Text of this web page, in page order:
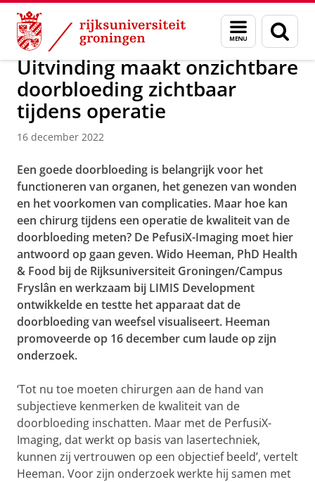
Skip
Content
Skip
Navigation
Menu
en
zoeken
Over ons Campus Fryslân
Uitvinding maakt onzichtbare
doorbloeding zichtbaar
tijdens operatie
16 december 2022
Een goede doorbloeding is belangrijk voor het
functioneren van organen, het genezen van wonden
en het voorkomen van complicaties. Maar hoe kan
een chirurg tijdens een operatie de kwaliteit van de
doorbloeding meten? De PefusiX-Imaging moet hier
antwoord op gaan geven. Wido Heeman, PhD Health
& Food bij de Rijksuniversiteit Groningen/Campus
Fryslân en werkzaam bij LIMIS Development
ontwikkelde en testte het apparaat dat de
doorbloeding van weefsel visualiseert. Heeman
promoveerde op 16 december cum laude op zijn
onderzoek.
‘Tot nu toe moeten chirurgen aan de hand van
subjectieve kenmerken de kwaliteit van de
doorbloeding inschatten. Maar met de PerfusiX-
Imaging, dat werkt op basis van lasertechniek,
kunnen zij vertrouwen op een objectief beeld’, vertelt
Heeman. Voor zijn onderzoek werkte hij samen met